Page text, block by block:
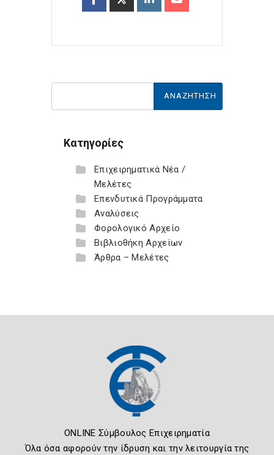
Κατηγορίες
Επιχειρηματικά Νέα /
Μελέτες
Επενδυτικά Προγράμματα
Αναλύσεις
Φορολογικό Αρχείο
Βιβλιοθήκη Αρχείων
Άρθρα – Μελέτες
ONLINE Σύμβουλος Επιχειρηματία
Όλα όσα αφορούν την ίδρυση και την λειτουργία της